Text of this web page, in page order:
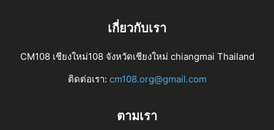
เกี่ยวกับเรา
CM108 เชียงใหม่108 จังหวัดเชียงใหม่ chiangmai Thailand
ติดต่อเรา: cm108.org@gmail.com
ตามเรา